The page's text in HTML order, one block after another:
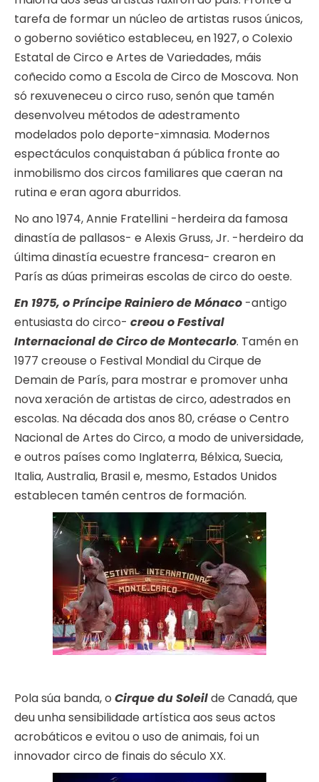
tarefa de formar un núcleo de artistas rusos únicos,
o goberno soviético estableceu, en 1927, o Colexio
Estatal de Circo e Artes de Variedades, máis
coñecido como a Escola de Circo de Moscova. Non
só rexuveneceu o circo ruso, senón que tamén
desenvolveu métodos de adestramento
modelados polo deporte-ximnasia. Modernos
espectáculos conquistaban á pública fronte ao
inmobilismo dos circos familiares que caeran na
rutina e eran agora aburridos.
No ano 1974, Annie Fratellini -herdeira da famosa
dinastía de pallasos- e Alexis Gruss, Jr. -herdeiro da
última dinastía ecuestre francesa- crearon en
París as dúas primeiras escolas de circo do oeste.
En 1975, o Príncipe Rainiero de Mónaco -antigo
entusiasta do circo- creou o Festival
Internacional de Circo de Montecarlo. Tamén en
1977 creouse o Festival Mondial du Cirque de
Demain de París, para mostrar e promover unha
nova xeración de artistas de circo, adestrados en
escolas. Na década dos anos 80, créase o Centro
Nacional de Artes do Circo, a modo de universidade,
e outros países como Inglaterra, Bélxica, Suecia,
Italia, Australia, Brasil e, mesmo, Estados Unidos
establecen tamén centros de formación.
Pola súa banda, o Cirque du Soleilde Canadá, que
deu unha sensibilidade artística aos seus actos
acrobáticos e evitou o uso de animais, foi un
innovador circo de finais do século XX.